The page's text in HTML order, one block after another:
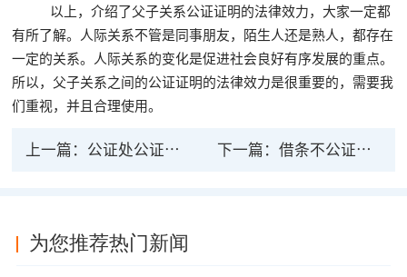
以上，介绍了父子关系公证证明的法律效力，大家一定都
有所了解。人际关系不管是同事朋友，陌生人还是熟人，都存在
一定的关系。人际关系的变化是促进社会良好有序发展的重点。
所以，父子关系之间的公证证明的法律效力是很重要的，需要我
们重视，并且合理使用。
上一篇： 公证处公证了有没有法律效力？ 下一篇： 借条不公证有法律效力吗？借条公证后法律效力
为您推荐热门新闻